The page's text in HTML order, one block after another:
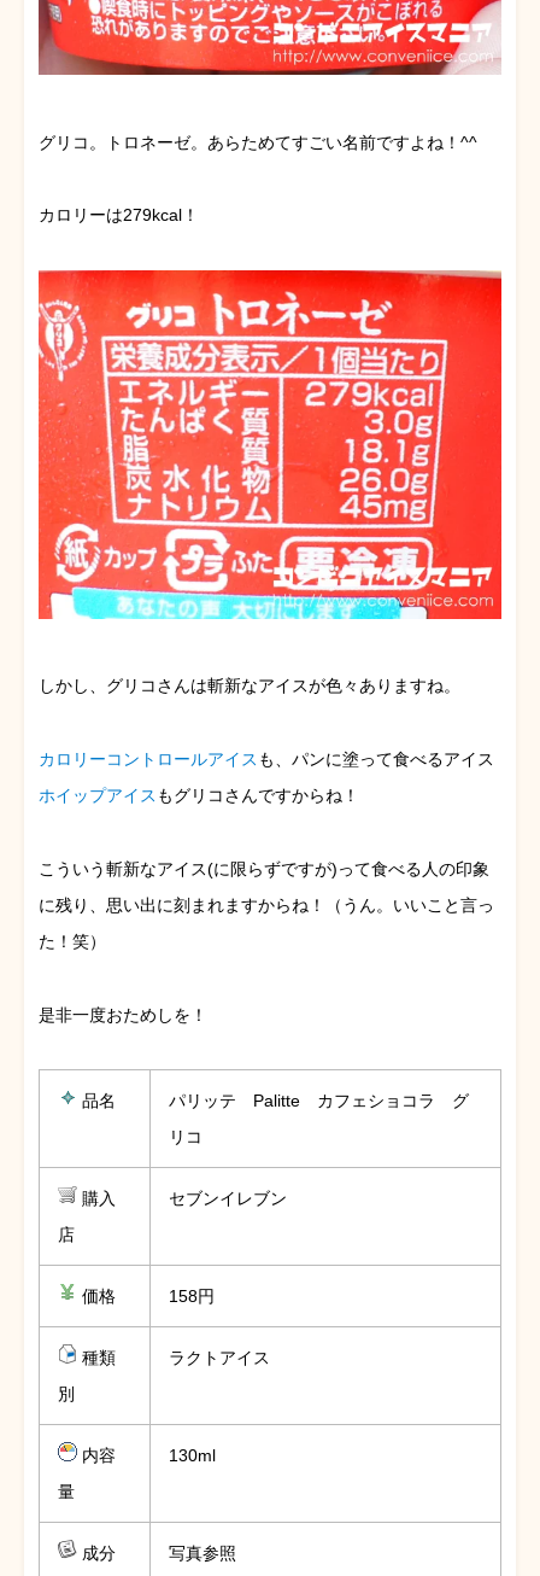
グリコ。トロネーゼ。あらためてすごい名前ですよね！^^
カロリーは279kcal！
しかし、グリコさんは斬新なアイスが色々ありますね。
カロリーコントロールアイス も、パンに塗って食べるアイス
ホイップアイス もグリコさんですからね！
こういう斬新なアイス(に限らずですが)って食べる人の印象
に残り、思い出に刻まれますからね！（うん。いいこと言っ
た！笑）
是非一度おためしを！
品名
パリッテ Palitte カフェショコラ グ
リコ
購入
店
セブンイレブン
価格 158円
種類
別
ラクトアイス
内容
量
130ml
成分 写真参照